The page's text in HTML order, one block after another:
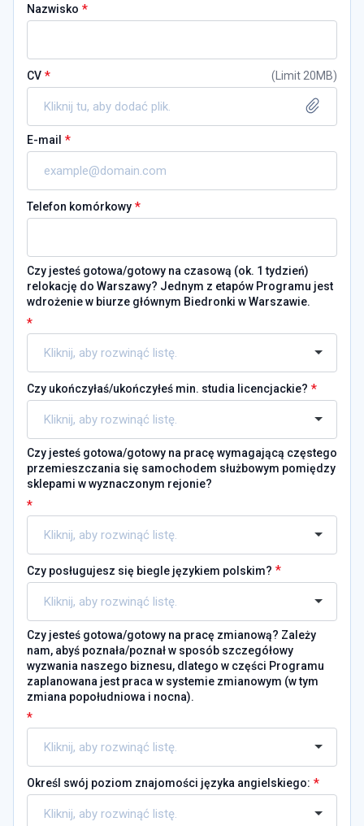
Nazwisko *
CV * ( Limit 20MB)
Kliknij tu, aby dodać plik.
E-mail *
Telefon komórkowy *
Czy jesteś gotowa/gotowy na czasową (ok. 1 tydzień)
relokację do Warszawy? Jednym z etapów Programu jest
wdrożenie w biurze głównym Biedronki w Warszawie.
*
Czy ukończyłaś/ukończyłeś min. studia licencjackie? *
Czy jesteś gotowa/gotowy na pracę wymagającą częstego
przemieszczania się samochodem służbowym pomiędzy
sklepami w wyznaczonym rejonie?
*
Czy posługujesz się biegle językiem polskim? *
Czy jesteś gotowa/gotowy na pracę zmianową? Zależy
nam, abyś poznała/poznał w sposób szczegółowy
wyzwania naszego biznesu, dlatego w części Programu
zaplanowana jest praca w systemie zmianowym (w tym
zmiana popołudniowa i nocna).
*
Określ swój poziom znajomości języka angielskiego: *